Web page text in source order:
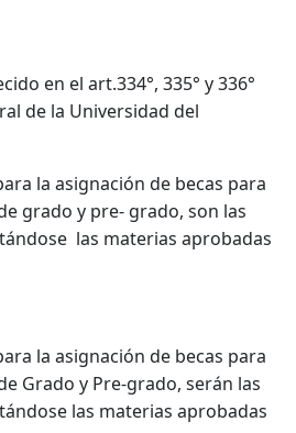
en el art.334°, 335° y 336°
de la Universidad del
la asignación de becas para
grado y pre- grado, son las
las materias aprobadas
la asignación de becas para
Grado y Pre-grado, serán las
las materias aprobadas